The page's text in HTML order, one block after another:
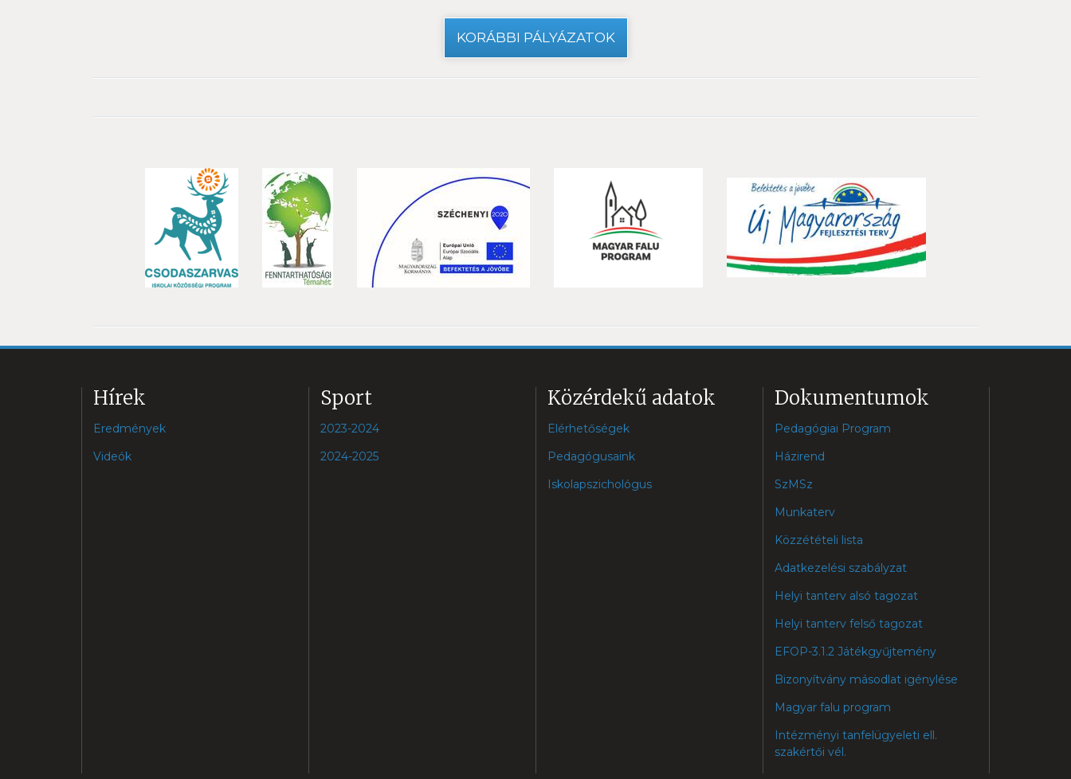
KORÁBBI PÁLYÁZATOK
Hírek
Eredmények
Videók
Sport
2023-2024
2024-2025
Közérdekű adatok
Elérhetőségek
Pedagógusaink
Iskolapszichológus
Dokumentumok
Pedagógiai Program
Házirend
SzMSz
Munkaterv
Közzétételi lista
Adatkezelési szabályzat
Helyi tanterv alsó tagozat
Helyi tanterv felső tagozat
EFOP-3.1.2 Játékgyűjtemény
Bizonyítvány másodlat igénylése
Magyar falu program
Intézményi tanfelügyeleti ell.
szakértői vél.